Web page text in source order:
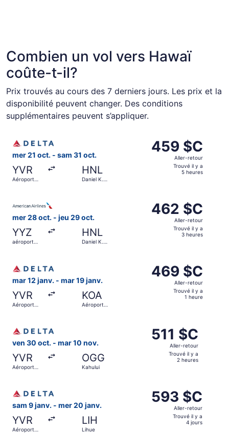
Combien un vol vers Hawaï
coûte-t-il?
Prix trouvés au cours des 7 derniers jours. Les prix et la
disponibilité peuvent changer. Des conditions
supplémentaires peuvent s’appliquer.
mer 21 oct. - sam 31 oct.
YVR
Aéroport
HNL
Daniel K.
459 $C
Aller-
retour,
a
5 heures
459 $C
Aller-retour
Trouvé il y a
5 heures
mer 28 oct. - jeu 29 oct.
YYZ
aéroport
HNL
Daniel K.
462 $C
Aller-
retour,
a
3 heures
462 $C
Aller-retour
Trouvé il y a
3 heures
mar 12 janv. - mar 19 janv.
YVR
Aéroport
KOA
Aéroport
469 $C
Aller-
retour,
a
1 heure
469 $C
Aller-retour
Trouvé il y a
1 heure
ven 30 oct. - mar 10 nov.
YVR
Aéroport
OGG
Kahului
511 $C
Aller-
retour,
Trouvé
a
2 heures
511 $C
Aller-retour
Trouvé il y a
2 heures
sam 9 janv. - mer 20 janv.
YVR
Aéroport
LIH
Lihue
593 $C
Aller-
retour,
593 $C
Aller-retour
Trouvé il y a
4 jours